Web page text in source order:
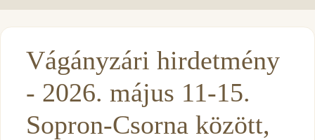
Vágányzári hirdetmény
- 2026. május 11-15.
Sopron-Csorna között,